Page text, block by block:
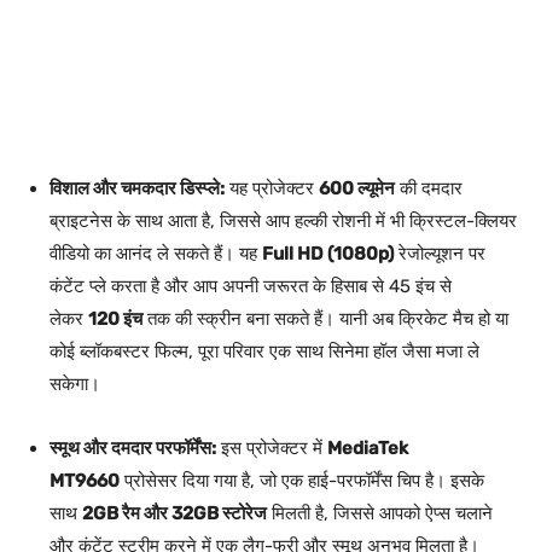
विशाल और चमकदार डिस्प्ले:यह प्रोजेक्टर 600 ल्यूमेनकी दमदार
ब्राइटनेस के साथ आता है, जिससे आप हल्की रोशनी में भी क्रिस्टल-क्लियर
वीडियो का आनंद ले सकते हैं। यह Full HD (1080p)रेजोल्यूशन पर
कंटेंट प्ले करता है और आप अपनी जरूरत के हिसाब से 45 इंच से
लेकर 120 इंचतक की स्क्रीन बना सकते हैं। यानी अब क्रिकेट मैच हो या
कोई ब्लॉकबस्टर फिल्म, पूरा परिवार एक साथ सिनेमा हॉल जैसा मजा ले
सकेगा।
स्मूथ और दमदार परफॉर्मेंस:इस प्रोजेक्टर में MediaTek
MT9660प्रोसेसर दिया गया है, जो एक हाई-परफॉर्मेंस चिप है। इसके
साथ 2GB रैम और 32GB स्टोरेजमिलती है, जिससे आपको ऐप्स चलाने
और कंटेंट स्ट्रीम करने में एक लैग-फ्री और स्मूथ अनुभव मिलता है।